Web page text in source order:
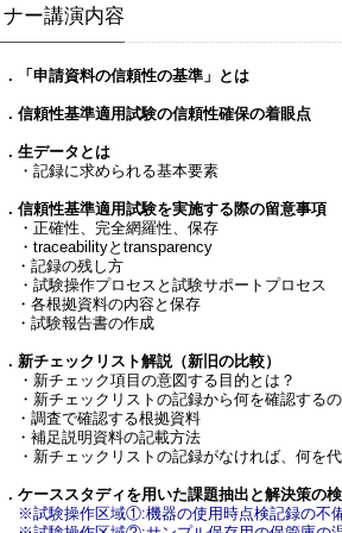
ー講演内容
「申請資料の信頼性の基準」とは
信頼性基準適用試験の信頼性確保の着眼点
生データとは
記録に求められる基本要素
信頼性基準適用試験を実施する際の留意事項
正確性、完全網羅性、保存
traceabilityとtransparency
記録の残し方
試験操作プロセスと試験サポートプロセス
各根拠資料の内容と保存
試験報告書の作成
新チェックリスト解説（新旧の比較）
新チェック項目の意図する目的とは？
新チェックリストの記録から何を確認するの
調査で確認する根拠資料
補足説明資料の記載方法
新チェックリストの記録がなければ、何を代
ケーススタディを用いた課題抽出と解決策の
験操作区域①:機器の使用時点検記録の不